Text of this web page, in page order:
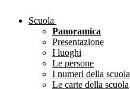
Scuola
Panoramica
Presentazione
I luoghi
Le persone
I numeri della scuola
Le carte della scuola